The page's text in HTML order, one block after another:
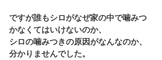
ですが誰もシロがなぜ家の中で噛みつ
かなくてはいけないのか、
シロの噛みつきの原因がなんなのか、
分かりませんでした。